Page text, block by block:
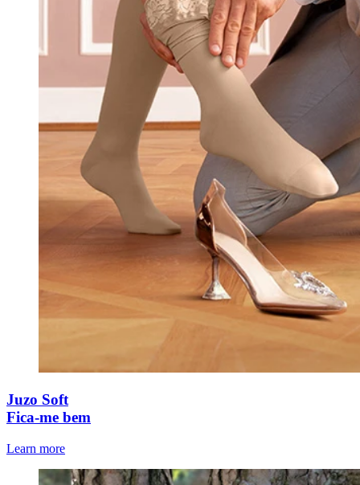
Juzo Soft
Fica-me bem
Learn more